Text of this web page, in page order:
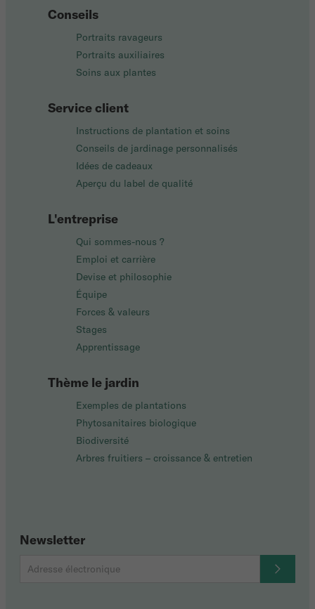
Conseils
Portraits ravageurs
Portraits auxiliaires
Soins aux plantes
Service client
Instructions de plantation et soins
Conseils de jardinage personnalisés
Idées de cadeaux
Aperçu du label de qualité
L'entreprise
Qui sommes-nous ?
Emploi et carrière
Devise et philosophie
Équipe
Forces & valeurs
Stages
Apprentissage
Thème le jardin
Exemples de plantations
Phytosanitaires biologique
Biodiversité
Arbres fruitiers – croissance & entretien
Newsletter